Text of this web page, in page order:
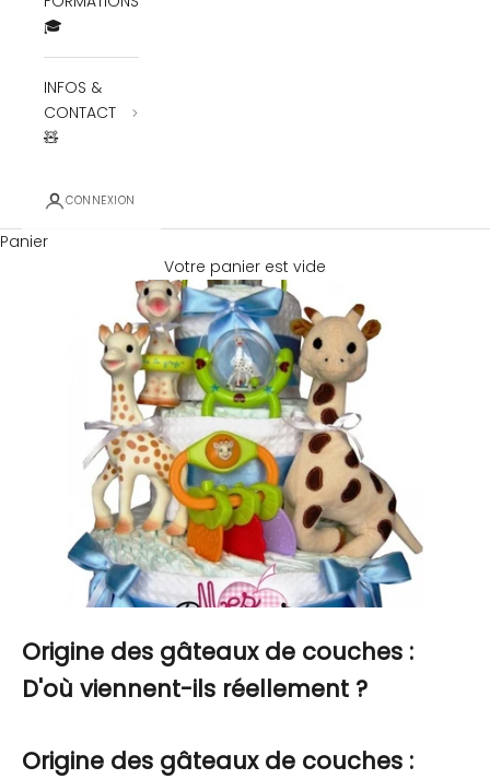
🎓
INFOS &
CONTACT
🧸
CONNEXION
Panier
Votre panier est vide
Origine des gâteaux de couches :
D'où viennent-ils réellement ?
Origine des gâteaux de couches :